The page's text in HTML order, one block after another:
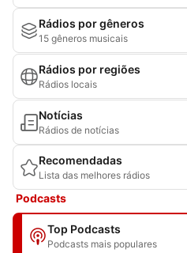
Rádios por gêneros
15 gêneros musicais
Rádios por regiões
Rádios locais
Notícias
Rádios de notícias
Recomendadas
Lista das melhores rádios
Podcasts
Top Podcasts
Podcasts mais populares